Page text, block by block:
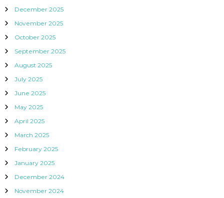
December 2025
November 2025
October 2025
September 2025
August 2025
July 2025
June 2025
May 2025
April 2025
March 2025
February 2025
January 2025
December 2024
November 2024